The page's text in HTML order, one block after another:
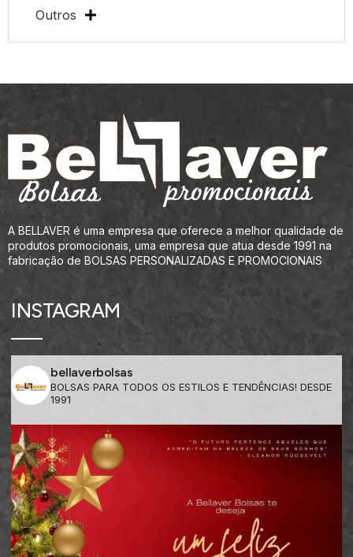
Outros
A BELLAVER é uma empresa que oferece a melhor qualidade de
produtos promocionais, uma empresa que atua desde 1991 na
fabricação de BOLSAS PERSONALIZADAS E PROMOCIONAIS
INSTAGRAM
bellaverbolsas
BOLSAS PARA TODOS OS ESTILOS E TENDÊNCIAS! DESDE
1991